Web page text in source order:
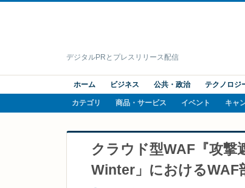
デジタルPRとプレスリリース配信
ホーム ビジネス 公共・政治 テクノロジ
カテゴリ 商品・サービス イベント キャ
クラウド型WAF『攻
Winter」におけるWAF